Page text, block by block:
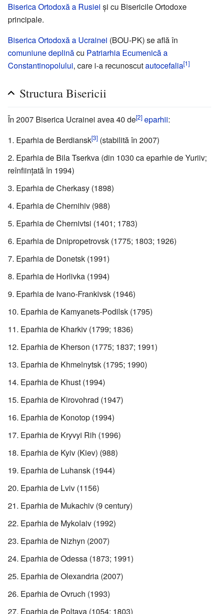
Biserica Ortodoxă a Rusiei și cu Bisericile Ortodoxe
principale.
Biserica Ortodoxă a Ucrainei (BOU-PK) se află în
comuniune deplinăcu Patriarhia Ecumenică a
Constantinopolului, care i-a recunoscutautocefalia[1]
Structura Bisericii
În 2007 Biserica Ucrainei avea 40 de[2] eparhii:
Eparhia de Berdiansk[3] (stabilită în 2007)
Eparhia de Bila Tserkva (din 1030 ca eparhie de Yuriiv;
reînfiinţată în 1994)
Eparhia de Cherkasy (1898)
Eparhia de Chernihiv (988)
Eparhia de Chernivtsi (1401; 1783)
Eparhia de Dnipropetrovsk (1775; 1803; 1926)
Eparhia de Donetsk (1991)
Eparhia de Horlivka (1994)
Eparhia de Ivano-Frankivsk (1946)
Eparhia de Kamyanets-Podilsk (1795)
Eparhia de Kharkiv (1799; 1836)
Eparhia de Kherson (1775; 1837; 1991)
Eparhia de Khmelnytsk (1795; 1990)
Eparhia de Khust (1994)
Eparhia de Kirovohrad (1947)
Eparhia de Konotop (1994)
Eparhia de Kryvyi Rih (1996)
Eparhia de Kyiv (Kiev) (988)
Eparhia de Luhansk (1944)
Eparhia de Lviv (1156)
Eparhia de Mukachiv (9 century)
Eparhia de Mykolaiv (1992)
Eparhia de Nizhyn (2007)
Eparhia de Odessa (1873; 1991)
Eparhia de Olexandria (2007)
Eparhia de Ovruch (1993)
Eparhia de Poltava (1054; 1803)